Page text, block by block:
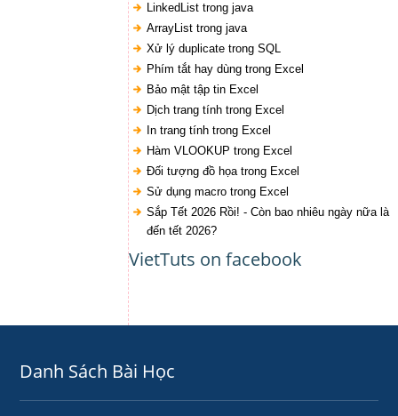
LinkedList trong java
ArrayList trong java
Xử lý duplicate trong SQL
Phím tắt hay dùng trong Excel
Bảo mật tập tin Excel
Dịch trang tính trong Excel
In trang tính trong Excel
Hàm VLOOKUP trong Excel
Đối tượng đồ họa trong Excel
Sử dụng macro trong Excel
Sắp Tết 2026 Rồi! - Còn bao nhiêu ngày nữa là
đến tết 2026?
VietTuts on facebook
Danh Sách Bài Học